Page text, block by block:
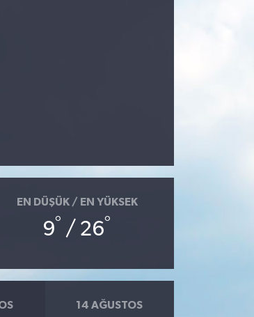
EN DÜŞÜK / EN YÜKSEK
9° / 26°
14 AĞUSTOS